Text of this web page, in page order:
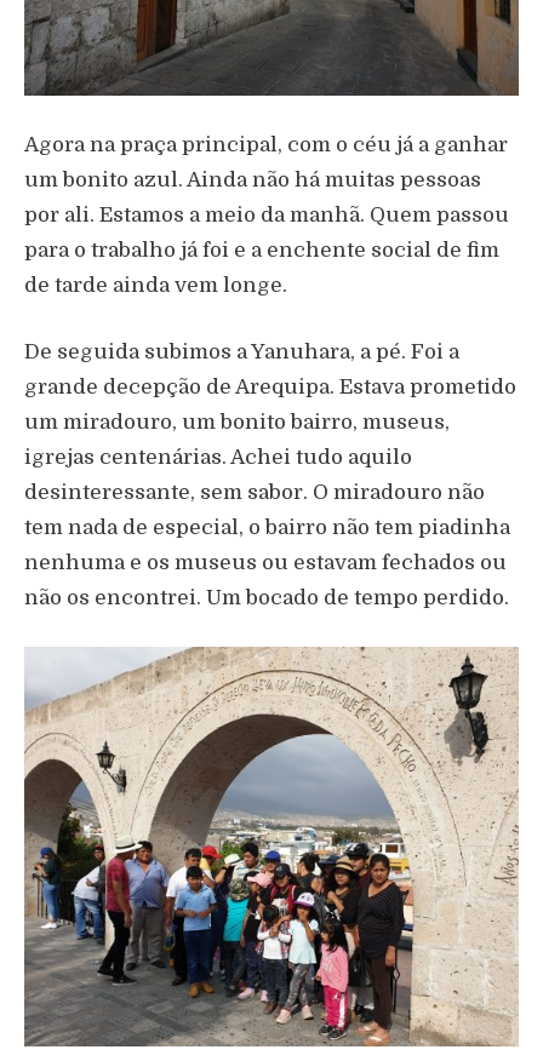
Agora na praça principal, com o céu já a ganhar
um bonito azul. Ainda não há muitas pessoas
por ali. Estamos a meio da manhã. Quem passou
para o trabalho já foi e a enchente social de fim
de tarde ainda vem longe.
De seguida subimos a Yanuhara, a pé. Foi a
grande decepção de Arequipa. Estava prometido
um miradouro, um bonito bairro, museus,
igrejas centenárias. Achei tudo aquilo
desinteressante, sem sabor. O miradouro não
tem nada de especial, o bairro não tem piadinha
nenhuma e os museus ou estavam fechados ou
não os encontrei. Um bocado de tempo perdido.